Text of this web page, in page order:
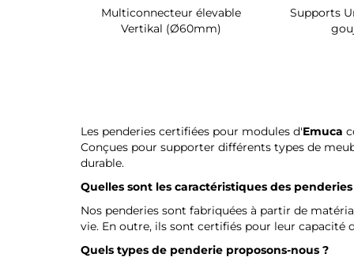
Multiconnecteur élevable
Vertikal (Ø60mm)
Supports
Les penderies certifiées pour modules d'Emuca
Conçues pour supporter différents types de
durable.
Quelles sont les caractéristiques des
Nos penderies sont fabriquées à partir de
vie. En outre, ils sont certifiés pour leur capacité
Quels types de penderie proposons-nous ?